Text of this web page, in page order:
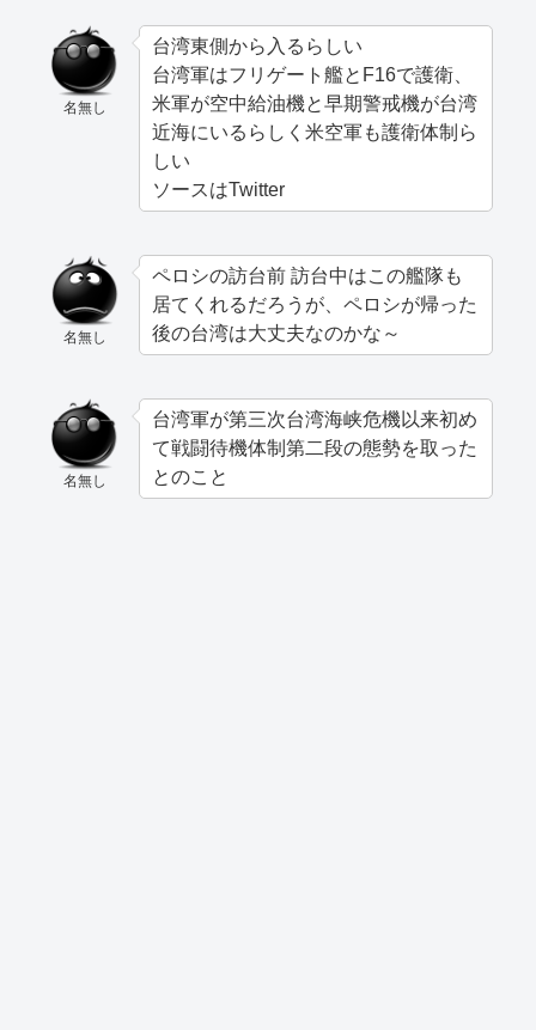
名無し
台湾東側から入るらしい
台湾軍はフリゲート艦とF16で護衛、
米軍が空中給油機と早期警戒機が台湾
近海にいるらしく米空軍も護衛体制ら
しい
ソースはTwitter
名無し
ペロシの訪台前 訪台中はこの艦隊も
居てくれるだろうが、ペロシが帰った
後の台湾は大丈夫なのかな～
名無し
台湾軍が第三次台湾海峡危機以来初め
て戦闘待機体制第二段の態勢を取った
とのこと